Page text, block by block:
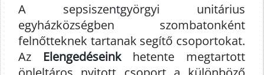
A sepsiszentgyörgyi unitárius
egyházközségben szombatonként
felnőtteknek tartanak segítő csoportokat.
Az Elengedéseinkhetente megtartott